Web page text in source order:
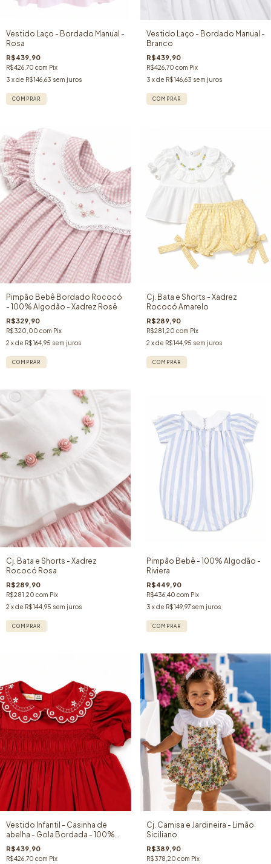
Vestido Laço - Bordado Manual -
Rosa
R$439,90
R$426,70 com Pix
3 x de R$146,63 sem juros
COMPRAR
Vestido Laço - Bordado Manual -
Branco
R$439,90
R$426,70 com Pix
3 x de R$146,63 sem juros
COMPRAR
Pimpão Bebê Bordado Rococó
- 100% Algodão - Xadrez Rosê
R$329,90
R$320,00 com Pix
2 x de R$164,95 sem juros
COMPRAR
Cj. Bata e Shorts - Xadrez
Rococó Amarelo
R$289,90
R$281,20 com Pix
2 x de R$144,95 sem juros
COMPRAR
Cj. Bata e Shorts - Xadrez
Rococó Rosa
R$289,90
R$281,20 com Pix
2 x de R$144,95 sem juros
COMPRAR
Pimpão Bebê - 100% Algodão -
Riviera
R$449,90
R$436,40 com Pix
3 x de R$149,97 sem juros
COMPRAR
Vestido Infantil - Casinha de
abelha - Gola Bordada - 100%
algodão- Vermelho
R$439,90
R$426,70 com Pix
Cj. Camisa e Jardineira - Limão
Siciliano
R$389,90
R$378,20 com Pix